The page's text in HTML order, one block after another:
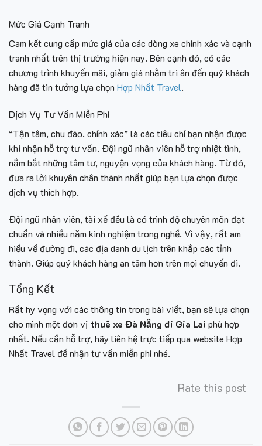
Mức Giá Cạnh Tranh
Cam kết cung cấp mức giá của các dòng xe chính xác và cạnh
tranh nhất trên thị trường hiện nay. Bên cạnh đó, có các
chương trình khuyến mãi, giảm giá nhằm tri ân đến quý khách
hàng đã tin tưởng lựa chọn Hợp Nhất Travel.
Dịch Vụ Tư Vấn Miễn Phí
“Tận tâm, chu đáo, chính xác” là các tiêu chí bạn nhận được
khi nhận hỗ trợ tư vấn. Đội ngũ nhân viên hỗ trợ nhiệt tình,
nắm bắt những tâm tư, nguyện vọng của khách hàng. Từ đó,
đưa ra lời khuyên chân thành nhất giúp bạn lựa chọn được
dịch vụ thích hợp.
Đội ngũ nhân viên, tài xế đều là có trình độ chuyên môn đạt
chuẩn và nhiều năm kinh nghiệm trong nghề. Vì vậy, rất am
hiểu về đường đi, các địa danh du lịch trên khắp các tỉnh
thành. Giúp quý khách hàng an tâm hơn trên mọi chuyến đi.
Tổng Kết
Rất hy vọng với các thông tin trong bài viết, bạn sẽ lựa chọn
cho mình một đơn vị thuê xe Đà Nẵng đi Gia Lai phù hợp
nhất. Nếu cần hỗ trợ, hãy liên hệ trực tiếp qua website Hợp
Nhất Travel để nhận tư vấn miễn phí nhé.
Rate this post